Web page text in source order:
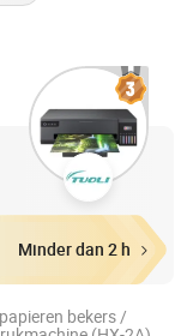
Minder dan 2 h
bekers /